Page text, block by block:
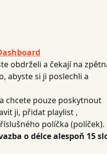
obdrželi a čekají na
abyste si ji poslechli a
chcete pouze poskytnout
ji, přidat playlist ,
políčka (políček).
o délce alespoň 15